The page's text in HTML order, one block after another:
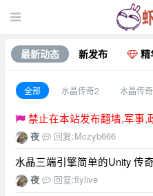
最新动态 新发布 精
全部 水晶传奇2 水晶传
禁止在本站发布翻墙,军事,
题. 夜 回复:Mczyb666
水晶三端引擎简单的Unity 传
夜 回复:flylive